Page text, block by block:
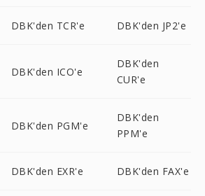
DBK'den TCR'e DBK'den JP2'e
DBK'den ICO'e
DBK'den
CUR'e
DBK'den PGM'e
DBK'den
PPM'e
DBK'den EXR'e DBK'den FAX'e